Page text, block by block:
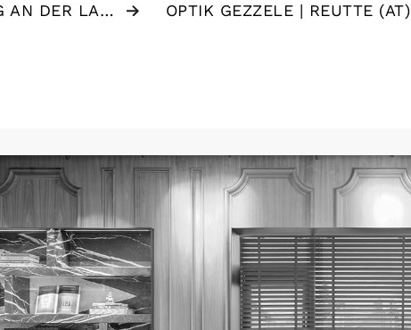
JUWELIER DOWA | LIMBURG AN DER LAHN (DE) OPTIK GEZZELE | REUTTE (AT)